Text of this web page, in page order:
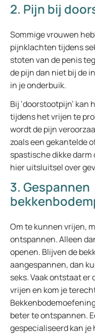
2. Pijn bij
Sommige vrouwen
pijnklachten tijdens
stoten van de penis
de pijn dan niet bij de
in je onderbuik.
Bij ‘doorstootpijn’
tijdens het vrijen te
wordt de pijn
zoals een gekantelde
spastische dikke darm
hier uitsluitsel over
3. Gespannen
Om te kunnen vrijen,
ontspannen. Alleen
openen. Blijven de
aangespannen, dan
seks. Vaak ontstaat er
vrijen en kom je
beter te ontspannen.
gespecialiseerd kan je